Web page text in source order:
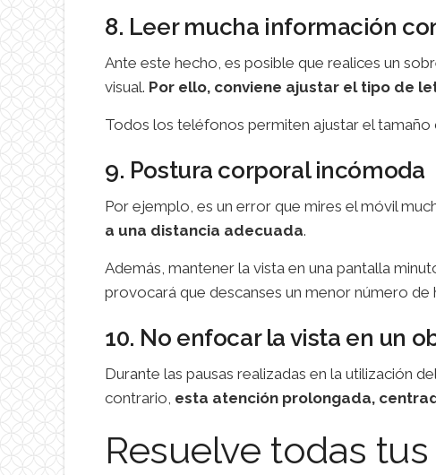
8. Leer mucha información
Ante este hecho, es posible que realices un
visual. Por ello, conviene ajustar el tipo de
Todos los teléfonos permiten ajustar el tamaño
9. Postura corporal incómoda
Por ejemplo, es un error que mires el móvil
a una distancia adecuada.
Además, mantener la vista en una pantalla
provocará que descanses un menor número
10. No enfocar la vista en un
Durante las pausas realizadas en la utilización
contrario, esta atención prolongada,
Resuelve todas